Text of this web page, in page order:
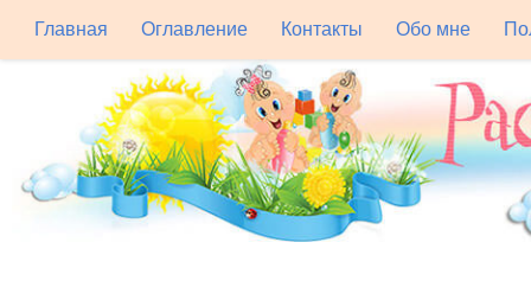
Главная Оглавление Контакты Обо мне